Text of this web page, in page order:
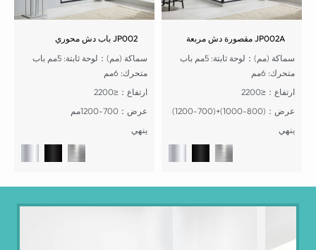
JP002A مقصورة دش مربعة
سماكة (مم)：لوحة ثابتة: 5مم باب
متحرك: 6مم
ارتفاع：≤2200
عرض：(800-1000)+(700-1200)
ينهي
JP002 باب دش محوري
سماكة (مم)：لوحة ثابتة: 5مم باب
متحرك: 6مم
ارتفاع：≤2200
عرض：700-1200مم
ينهي